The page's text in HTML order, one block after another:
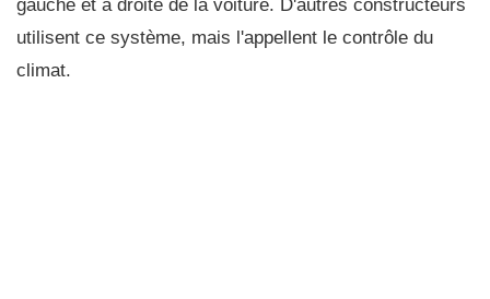
gauche et à droite de la voiture. D'autres constructeurs
utilisent ce système, mais l'appellent le contrôle du
climat.